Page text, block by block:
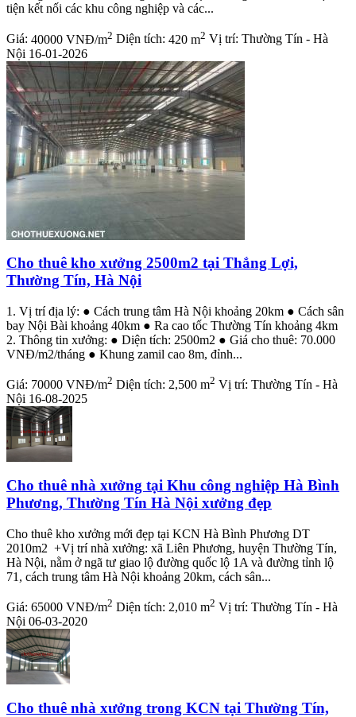
tiện kết nối các khu công nghiệp và các...
Giá: 40000 VNĐ/m2 Diện tích: 420 m2 Vị trí: Thường Tín - Hà
Nội 16-01-2026
Cho thuê kho xưởng 2500m2 tại Thắng Lợi,
Thường Tín, Hà Nội
1. Vị trí địa lý: ● Cách trung tâm Hà Nội khoảng 20km ● Cách sân
bay Nội Bài khoảng 40km ● Ra cao tốc Thường Tín khoảng 4km
2. Thông tin xưởng: ● Diện tích: 2500m2 ● Giá cho thuê: 70.000
VNĐ/m2/tháng ● Khung zamil cao 8m, đỉnh...
Giá: 70000 VNĐ/m2 Diện tích: 2,500 m2 Vị trí: Thường Tín - Hà
Nội 16-08-2025
Cho thuê nhà xưởng tại Khu công nghiệp Hà Bình
Phương, Thường Tín Hà Nội xưởng đẹp
Cho thuê kho xưởng mới đẹp tại KCN Hà Bình Phương DT
2010m2 +Vị trí nhà xưởng: xã Liên Phương, huyện Thường Tín,
Hà Nội, nằm ở ngã tư giao lộ đường quốc lộ 1A và đường tỉnh lộ
71, cách trung tâm Hà Nội khoảng 20km, cách sân...
Giá: 65000 VNĐ/m2 Diện tích: 2,010 m2 Vị trí: Thường Tín - Hà
Nội 06-03-2020
Cho thuê nhà xưởng trong KCN tại Thường Tín,